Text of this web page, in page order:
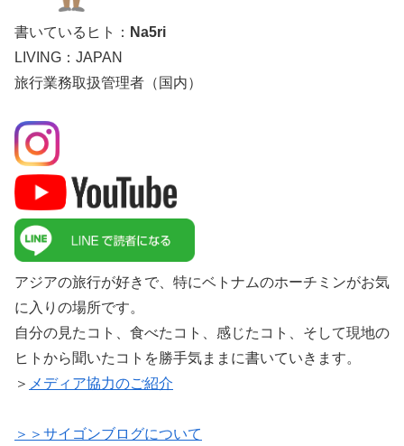
書いているヒト： Na5ri
LIVING：JAPAN
旅行業務取扱管理者（国内）
アジアの旅行が好きで、特にベトナムのホーチミンがお気
に入りの場所です。
自分の見たコト、食べたコト、感じたコト、そして現地の
ヒトから聞いたコトを勝手気ままに書いていきます。
＞ メディア協力のご紹介
＞＞サイゴンブログについて